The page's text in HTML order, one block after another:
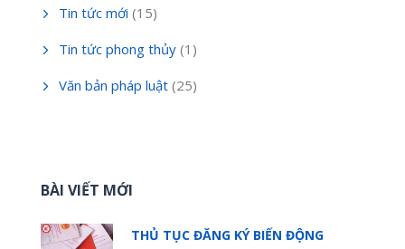
Tin tức mới (15)
Tin tức phong thủy (1)
Văn bản pháp luật (25)
BÀI VIẾT MỚI
THỦ TỤC ĐĂNG KÝ BIẾN ĐỘNG